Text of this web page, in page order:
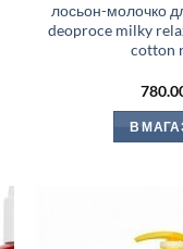
лосьон-молочко
deoproce milky
cotton
В